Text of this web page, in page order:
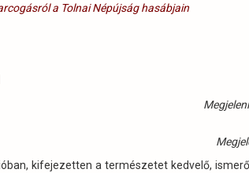
kifejezetten a természetet kedvelő,